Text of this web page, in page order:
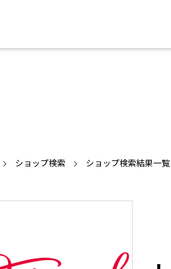
ショップ検索 ショップ検索結果一覧